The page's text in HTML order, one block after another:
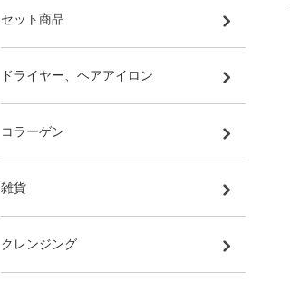
セット商品
ドライヤー、ヘアアイロン
コラーゲン
雑貨
クレンジング